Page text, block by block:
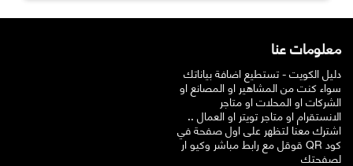
معلومات عنا
دليل الكويت - تستطيع اضافة بياناتك
سواء كنت من المشاهير او المصانع او
الشركات او المحلات او متاجر
الانستقرام او متاجر تويتر او العمال ..
اشترك معنا لتظهر على اول صفحة في
قوقل مع رابط مباشر وكيو ار QR كود
لصفحتك